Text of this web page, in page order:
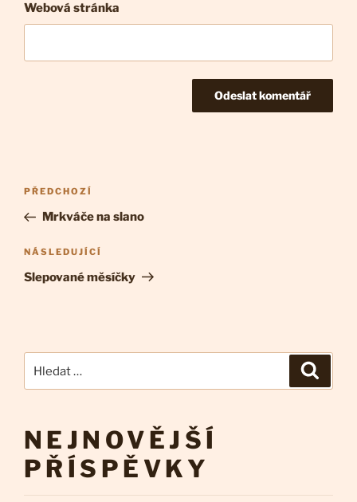
Webová stránka
Navigace
pro
příspěvek
Předchozí
příspěvek
PŘEDCHOZÍ
Mrkváče na slano
Následující
příspěvek
NÁSLEDUJÍCÍ
Slepované měsíčky
NEJNOVĚJŠÍ
PŘÍSPĚVKY